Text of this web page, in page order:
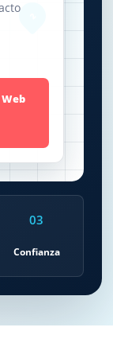
Web
03
Confianza